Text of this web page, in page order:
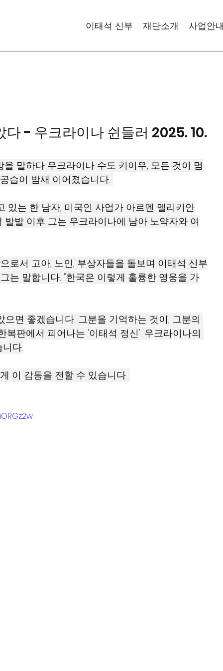
이태석 신부 재단소개 사업안내
- 우크라이나 쉰들러 2025. 10.
말하다 우크라이나 수도 키이우, 모든 것이 멈
습이 밤새 이어졌습니다.
있는 한 남자, 미국인 사업가 아르멘 멜리키안
발 이후 그는 우크라이나에 남아 노약자와 여
로서 고아, 노인, 부상자들을 돌보며 이태석 신부
는 말합니다. “한국은 이렇게 훌륭한 영웅을 가
면 좋겠습니다. 그분을 기억하는 것이, 그분의
판에서 피어나는 ‘이태석 정신’. 우크라이나의
다.
이 감동을 전할 수 있습니다.